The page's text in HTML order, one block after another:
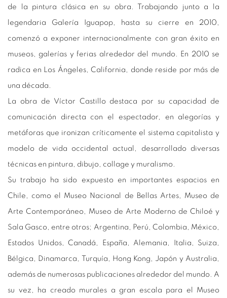
de la pintura clásica en su obra. Trabajando junto a la
legendaria Galería Iguapop, hasta su cierre en 2010,
comenzó a exponer internacionalmente con gran éxito en
museos, galerías y ferias alrededor del mundo. En 2010 se
radica en Los Ángeles, California, donde reside por más de
una década.
La obra de Víctor Castillo destaca por su capacidad de
comunicación directa con el espectador, en alegorías y
metáforas que ironizan críticamente el sistema capitalista y
modelo de vida occidental actual, desarrollado diversas
técnicas en pintura, dibujo, collage y muralismo.
Su trabajo ha sido expuesto en importantes espacios en
Chile, como el Museo Nacional de Bellas Artes, Museo de
Arte Contemporáneo, Museo de Arte Moderno de Chiloé y
Sala Gasco, entre otros; Argentina, Perú, Colombia, México,
Estados Unidos, Canadá, España, Alemania, Italia, Suiza,
Bélgica, Dinamarca, Turquía, Hong Kong, Japón y Australia,
además de numerosas publicaciones alrededor del mundo. A
su vez, ha creado murales a gran escala para el Museo